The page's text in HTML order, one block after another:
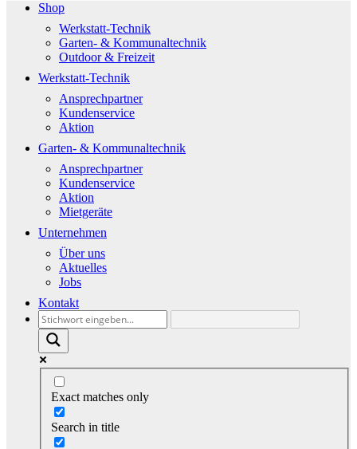
Shop
Werkstatt-Technik
Garten- & Kommunaltechnik
Outdoor & Freizeit
Werkstatt-Technik
Ansprechpartner
Kundenservice
Aktion
Garten- & Kommunaltechnik
Ansprechpartner
Kundenservice
Aktion
Mietgeräte
Unternehmen
Über uns
Aktuelles
Jobs
Kontakt
Exact matches only
Search in title